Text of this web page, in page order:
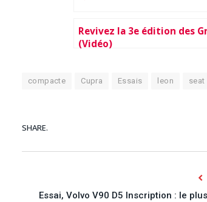
Revivez la 3e édition des
(Vidéo)
compacte Cupra Essais leon seat
SHARE.
Essai, Volvo V90 D5 Inscription : le